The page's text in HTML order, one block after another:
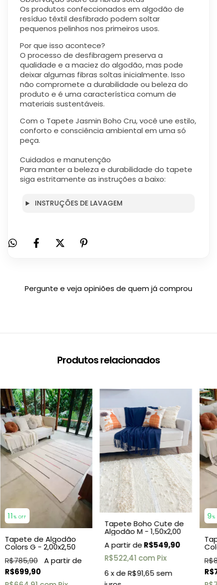
Os produtos confeccionados em algodão de
resíduo têxtil desfibrado podem soltar
pequenos pelinhos nos primeiros usos.
Por que isso acontece?
O processo de desfibragem preserva a
qualidade e a maciez do algodão, mas pode
deixar algumas fibras soltas inicialmente. Isso
não compromete a durabilidade ou beleza do
produto e é uma característica comum de
materiais sustentáveis.
Com o Tapete Jasmin Boho Cru, você une estilo,
conforto e consciência ambiental em uma só
peça.
Cuidados e manutenção
Para manter a beleza e durabilidade do tapete
siga estritamente as instruções a baixo:
INSTRUÇÕES DE LAVAGEM
Pergunte e veja opiniões de quem já comprou
Produtos relacionados
11 % OFF
Tapete de Algodão
Colors G - 2,00x2,50
R$785,90
R$699,90
Tapete Boho Cute de
Algodão M - 1,50x2,00
R$549,90
R$522,41 comPix
6 x de R$91,65 sem
9%